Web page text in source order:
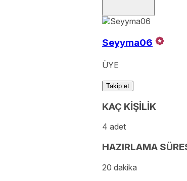
Seyyma06
ÜYE
Takip et
KAÇ KİŞİLİK
4 adet
HAZIRLAMA
20 dakika